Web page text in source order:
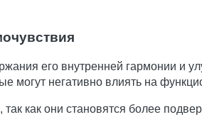
его внутренней гармонии и
могут негативно влиять на
как они становятся более